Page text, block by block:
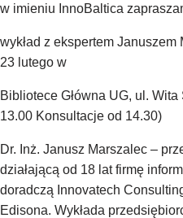
w imieniu InnoBaltica
wykład z ekspertem
23 lutego w
Bibliotece Główna UG, ul.
13.00 Konsultacje od 14.30)
Dr. Inż. Janusz Marszalec –
działającą od 18 lat firmę
doradczą Innovatech
Edisona. Wykłada